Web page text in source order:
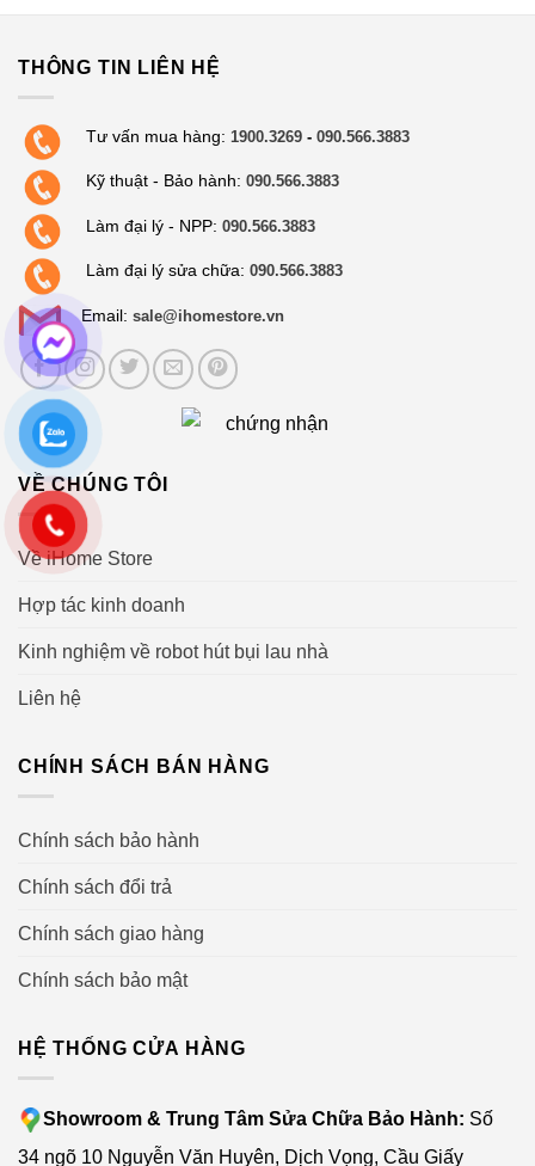
THÔNG TIN LIÊN HỆ
Tư vấn mua hàng: 1900.3269 -090.566.3883
Kỹ thuật - Bảo hành: 090.566.3883
Làm đại lý - NPP: 090.566.3883
Làm đại lý sửa chữa: 090.566.3883
Email: sale@ihomestore.vn
VỀ CHÚNG TÔI
Về iHome Store
Hợp tác kinh doanh
Kinh nghiệm về robot hút bụi lau nhà
Liên hệ
CHÍNH SÁCH BÁN HÀNG
Chính sách bảo hành
Chính sách đổi trả
Chính sách giao hàng
Chính sách bảo mật
HỆ THỐNG CỬA HÀNG
Showroom & Trung Tâm Sửa Chữa Bảo Hành: Số
34 ngõ 10 Nguyễn Văn Huyên, Dịch Vọng, Cầu Giấy